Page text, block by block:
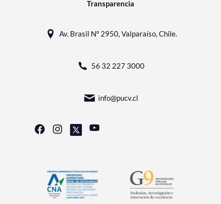
Transparencia
Av. Brasil N° 2950, Valparaíso, Chile.
56 32 227 3000
info@pucv.cl